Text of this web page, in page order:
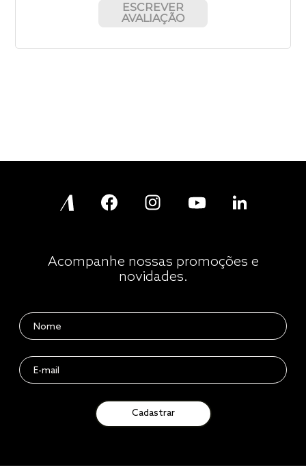
ESCREVER
AVALIAÇÃO
Acompanhe nossas promoções e
novidades.
Cadastrar